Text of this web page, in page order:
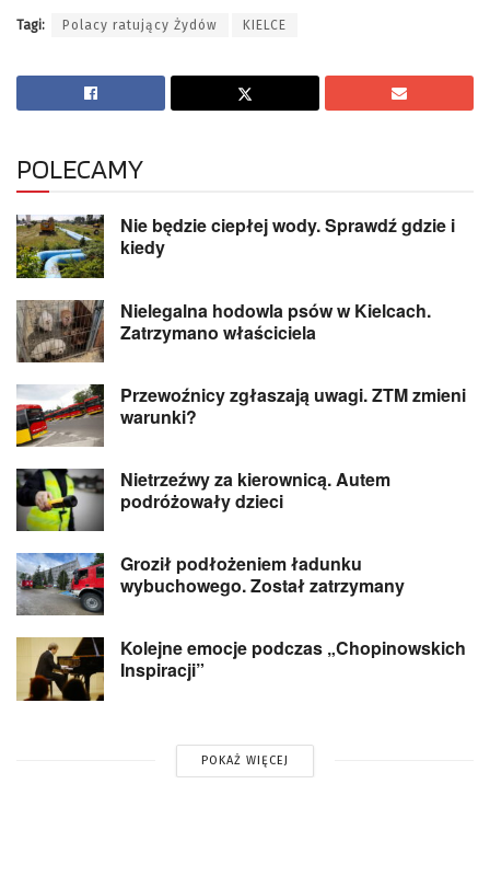
Tagi: Polacy ratujący Żydów KIELCE
POLECAMY
Nie będzie ciepłej wody. Sprawdź gdzie i
kiedy
Nielegalna hodowla psów w Kielcach.
Zatrzymano właściciela
Przewoźnicy zgłaszają uwagi. ZTM zmieni
warunki?
Nietrzeźwy za kierownicą. Autem
podróżowały dzieci
Groził podłożeniem ładunku
wybuchowego. Został zatrzymany
Kolejne emocje podczas „Chopinowskich
Inspiracji”
POKAŻ WIĘCEJ